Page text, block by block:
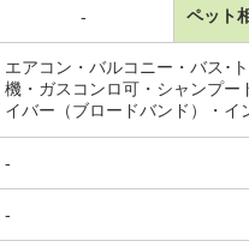
- ペット
エアコン・バルコニー・バス･
機・ガスコンロ可・シャンプー
イバー（ブロードバンド）・イ
-
-